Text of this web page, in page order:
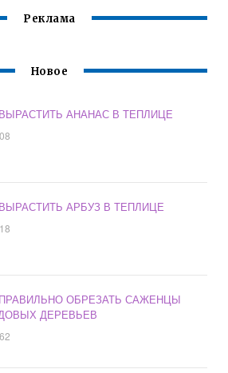
Реклама
Новое
АНАНАС В ТЕПЛИЦЕ
АРБУЗ В ТЕПЛИЦЕ
ОБРЕЗАТЬ САЖЕНЦЫ
ДЕРЕВЬЕВ